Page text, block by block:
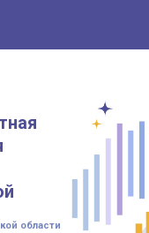
области